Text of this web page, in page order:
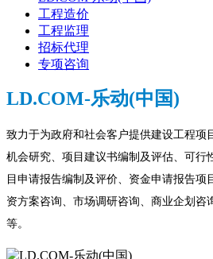
工程造价
工程监理
招标代理
专项咨询
LD.COM-乐动(中国)
致力于为政府和社会客户提供建设工程项
机会研究、项目建议书编制及评估、可行
目申请报告编制及评价、资金申请报告项
资方案咨询、市场调研咨询、商业企划咨
等。